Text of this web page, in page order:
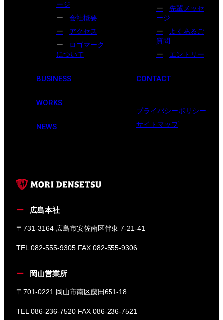
ージ
会社概要
アクセス
ロゴマーク
について
BUSINESS
WORKS
NEWS
先輩メッセ
ージ
よくあるご
質問
エントリー
CONTACT
プライバシーポリシー
サイトマップ
広島本社
〒731-3164 広島市安佐南区伴東 7-21-41
TEL 082-555-9305 FAX 082-555-9306
岡山営業所
〒701-0221 岡山市南区藤田651-18
TEL 086-236-7520 FAX 086-236-7521